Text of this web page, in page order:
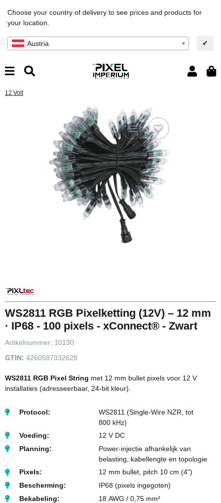
Choose your country of delivery to see prices and products for
your location.
Austria ✔
12 Volt
WS2811 RGB Pixelketting (12V) – 12 mm
· IP68 - 100 pixels - xConnect® - Zwart
Artikelnummer: 10130
GTIN: 4260587332628
WS2811 RGB Pixel String met 12 mm bullet pixels voor 12 V
installaties (adresseerbaar, 24-bit kleur).
Protocol:
WS2811 (Single-Wire NZR, tot
800 kHz)
Voeding:
12 V DC
Planning:
Power-injectie afhankelijk van
belasting, kabellengte en topologie
Pixels:
12 mm bullet, pitch 10 cm (4")
Bescherming:
IP68 (pixels ingegoten)
Bekabeling:
18 AWG / 0,75 mm²